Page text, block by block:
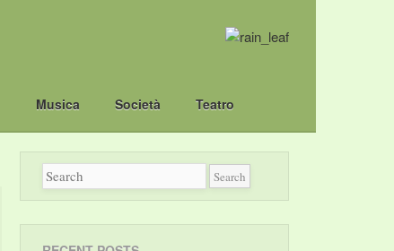
Musica Società Teatro